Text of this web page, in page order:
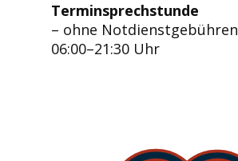
Terminsprechstunde
– ohne Notdienstgebühren
06:00–21:30 Uhr